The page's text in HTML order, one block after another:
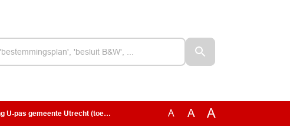
Utrecht (toegevoegd op 30 september 2024) A A A